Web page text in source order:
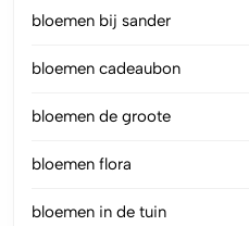
bloemen bij sander
bloemen cadeaubon
bloemen de groote
bloemen flora
bloemen in de tuin